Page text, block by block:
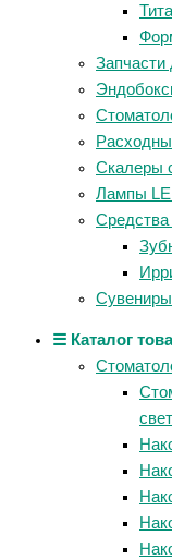
Запчасти
Скалеры
Лампы
Средства
Сувениры
☰ Каталог